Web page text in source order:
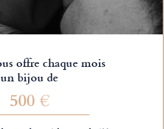
offre chaque mois
un bijou de
500 €